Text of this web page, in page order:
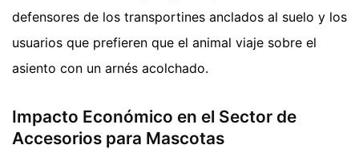
defensores de los transportines anclados al suelo y los
usuarios que prefieren que el animal viaje sobre el
asiento con un arnés acolchado.
Impacto Económico en el Sector de
Accesorios para Mascotas